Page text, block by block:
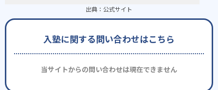
出典： 公式サイト
入塾に関する問い合わせはこちら
当サイトからの問い合わせは現在できません